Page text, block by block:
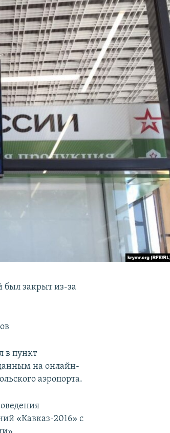
был закрыт из-за
в пункт
на онлайн-
аэропорта.
«Кавказ-2016» с